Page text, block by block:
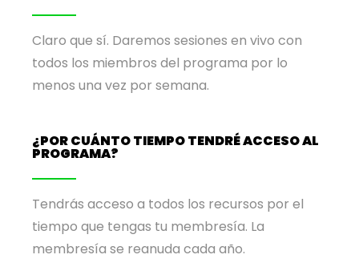
Claro que sí. Daremos sesiones en vivo con
todos los miembros del programa por lo
menos una vez por semana.
¿POR CUÁNTO TIEMPO TENDRÉ ACCESO AL
PROGRAMA?
Tendrás acceso a todos los recursos por el
tiempo que tengas tu membresía. La
membresía se reanuda cada año.